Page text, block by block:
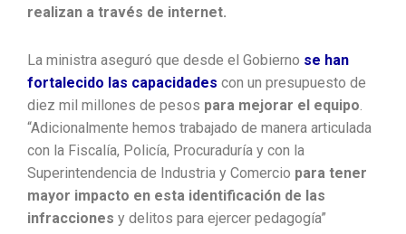
realizan a través de internet.
La ministra aseguró que desde el Gobierno se han
fortalecido las capacidades con un presupuesto de
diez mil millones de pesos para mejorar el equipo.
“Adicionalmente hemos trabajado de manera articulada
con la Fiscalía, Policía, Procuraduría y con la
Superintendencia de Industria y Comercio para tener
mayor impacto en esta identificación de las
infracciones y delitos para ejercer pedagogía”